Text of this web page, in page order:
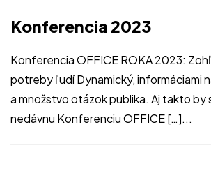
Konferencia 2023
Konferencia OFFICE ROKA 2023:
potreby ľudí Dynamický, informáciami
a množstvo otázok publika. Aj takto by
nedávnu Konferenciu OFFICE […]...